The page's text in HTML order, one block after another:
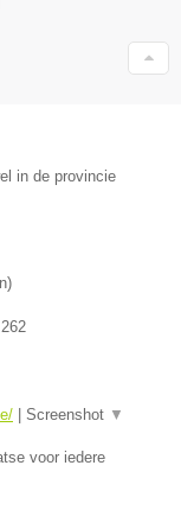
in de provincie
)
Screenshot ▼
voor iedere